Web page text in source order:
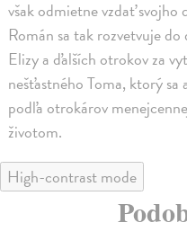
však odmietne vzdať svojho
Román sa tak rozvetvuje
Elizy a ďalších otrokov za
nešťastného Toma, ktorý
podľa otrokárov
životom.
High-contrast mode